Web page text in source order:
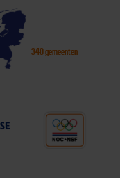
340 gemeenten